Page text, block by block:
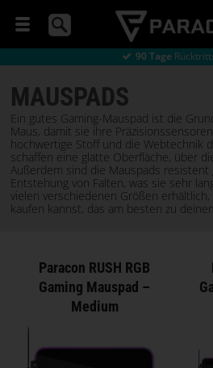
MÄUSE
HEADSETS
MAUSPADS
GAMING-
COMPUTERTISCHE
Direktab Werk
Günstiger Versand
90 Tage
Günstiger Versand
MAUSPADS
Ein gutes Gaming-Mauspad ist die
Maus, damit sie ihre
hochwertige Stoff und die Webtechnik
schaffen eine glatte Oberfläche, über
Außerdem sind die Mauspads resistent
Entstehung von Falten, was sie sehr
vielen verschiedenen Größen
kaufen kannst, das am besten zu
Paracon RUSH RGB
Gaming Mauspad –
Medium